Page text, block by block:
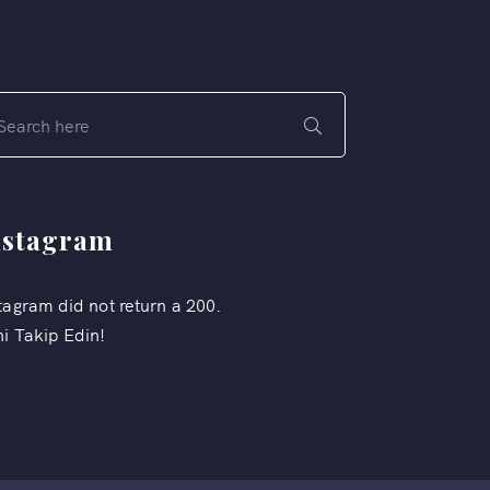
did not return a 200.
Takip Edin!